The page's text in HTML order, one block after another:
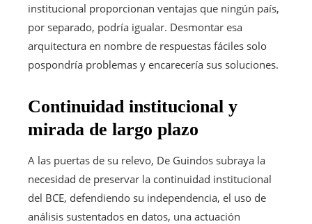
institucional proporcionan ventajas que ningún país,
por separado, podría igualar. Desmontar esa
arquitectura en nombre de respuestas fáciles solo
pospondría problemas y encarecería sus soluciones.
Continuidad institucional y
mirada de largo plazo
A las puertas de su relevo, De Guindos subraya la
necesidad de preservar la continuidad institucional
del BCE, defendiendo su independencia, el uso de
análisis sustentados en datos, una actuación